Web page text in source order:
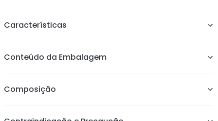
Características
Fácil aplicação; Lábios macios e renovados; Alta
cobertura; Extremo conforto; Suaviza e hidrata os lábios;
Conteúdo da Embalagem
Composição